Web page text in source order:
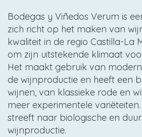
Bodegas y Viñedos Verum is
zich richt op het maken van
kwaliteit in de regio Castilla-La
om zijn uitstekende klimaat
Het maakt gebruik van
de wijnproductie en heeft een
wijnen, van klassieke rode en
meer experimentele
streeft naar biologische en
wijnproductie.